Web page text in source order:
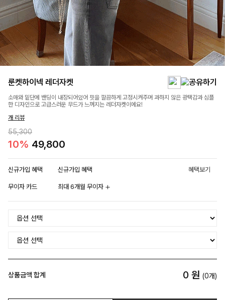
룬켓하이넥 레더자켓
소매와 밑단에 밴딩이 내장되어있어 핏을 깔끔하게 고정시켜주며 과하지 않은 광택감과 심플
한 디자인으로 고급스러운 무드가 느껴지는 레더자켓이에요!
개 리뷰
55,300
10% 49,800
신규가입 혜택 신규가입 혜택 혜택보기
무이자 카드 최대 6개월 무이자
상품금액 합계 0 원 (0개)